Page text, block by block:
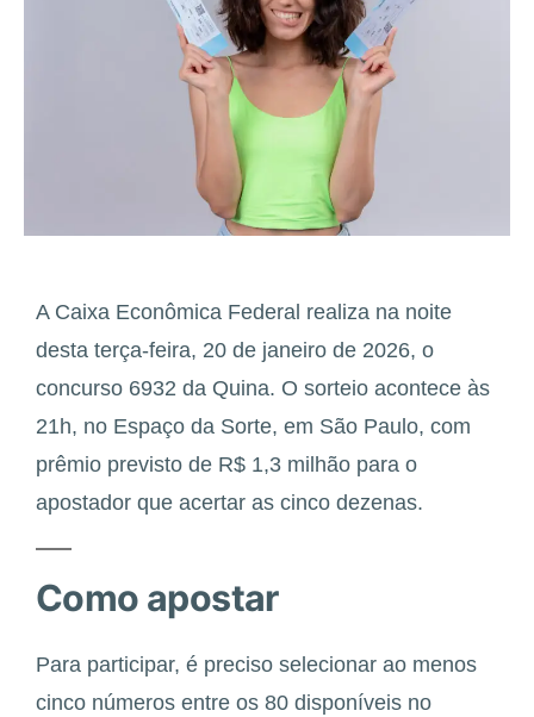
A Caixa Econômica Federal realiza na noite
desta terça-feira, 20 de janeiro de 2026, o
concurso 6932 da Quina. O sorteio acontece às
21h, no Espaço da Sorte, em São Paulo, com
prêmio previsto de R$ 1,3 milhão para o
apostador que acertar as cinco dezenas.
Como apostar
Para participar, é preciso selecionar ao menos
cinco números entre os 80 disponíveis no